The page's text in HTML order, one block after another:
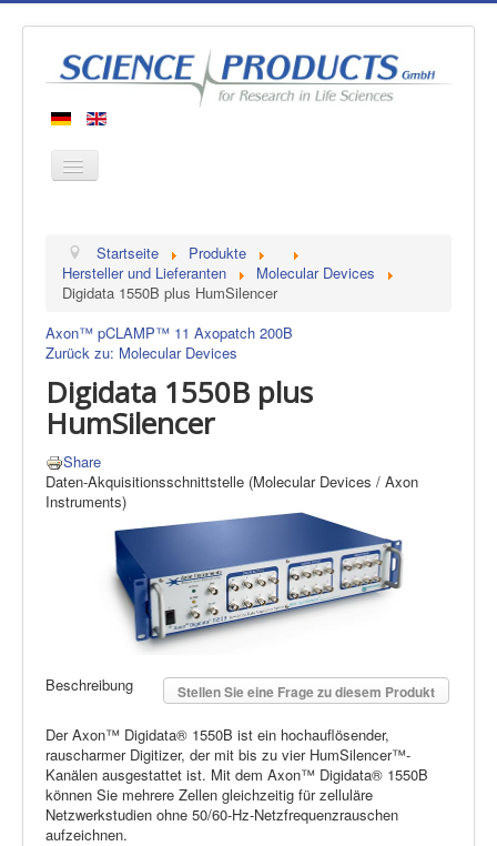
Produkte
Hersteller
Über uns
Startseite
Produkte
Hersteller und Lieferanten
Molecular Devices
Digidata 1550B plus HumSilencer
Axon™ pCLAMP™ 11 Axopatch 200B
Zurück zu: Molecular Devices
Digidata 1550B plus
HumSilencer
Share
Daten-Akquisitionsschnittstelle (Molecular Devices / Axon
Instruments)
Stellen Sie eine Frage zu diesem Produkt
Beschreibung
Der Axon™ Digidata® 1550B ist ein hochauflösender,
rauscharmer Digitizer, der mit bis zu vier HumSilencer™-
Kanälen ausgestattet ist. Mit dem Axon™ Digidata® 1550B
können Sie mehrere Zellen gleichzeitig für zelluläre
Netzwerkstudien ohne 50/60-Hz-Netzfrequenzrauschen
aufzeichnen.